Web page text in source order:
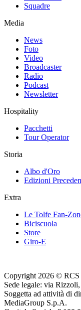
Squadre
Media
News
Foto
Video
Broadcaster
Radio
Podcast
Newsletter
Hospitality
Pacchetti
Tour Operator
Storia
Albo d'Oro
Edizioni
Extra
Le Tolfe Fan-
Biciscuola
Store
Giro-E
Copyright 2026 © RCS
Sede legale: via
Soggetta ad attività di
MediaGroup S.p.A.